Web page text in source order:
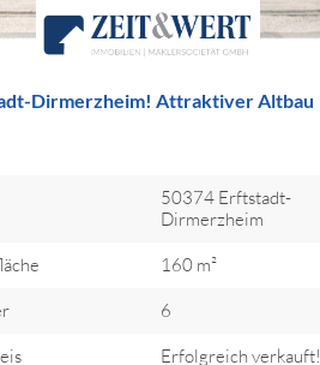
Dirmerzheim! Attraktiver Altbau
50374 Erftstadt-
Dirmerzheim
160 m²
6
Erfolgreich verkauft!